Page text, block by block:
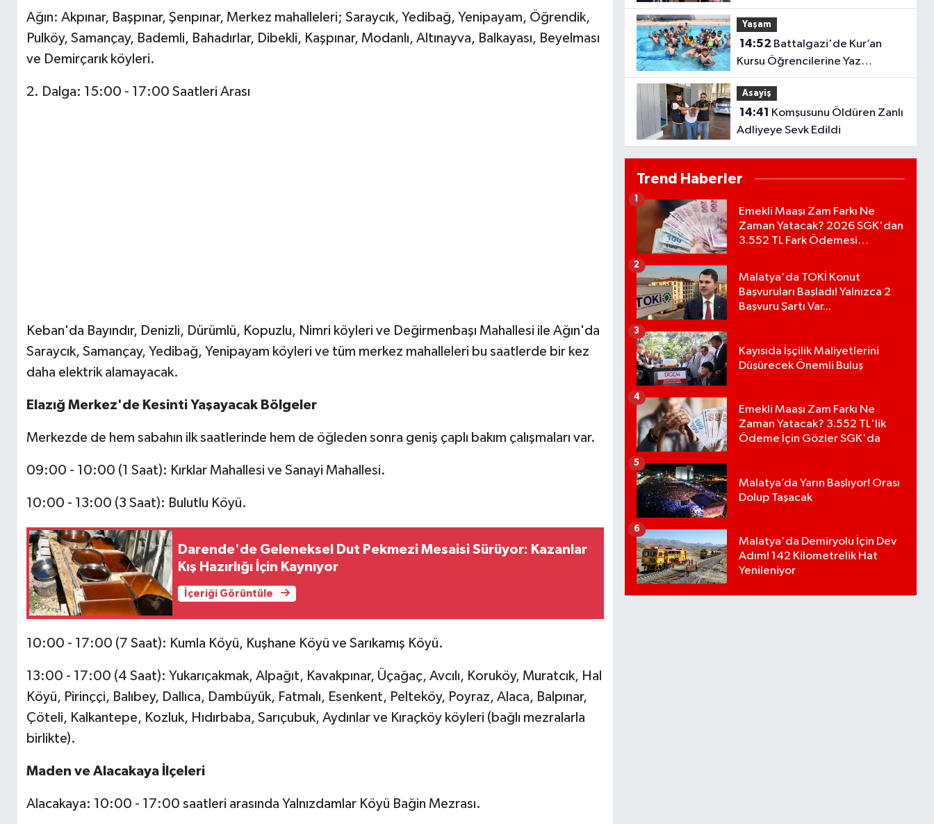
Ağın: Akpınar, Başpınar, Şenpınar, Merkez mahalleleri; Saraycık, Yedibağ, Yenipayam, Öğrendik,
Pulköy, Samançay, Bademli, Bahadırlar, Dibekli, Kaşpınar, Modanlı, Altınayva, Balkayası, Beyelması
ve Demirçarık köyleri.
2. Dalga: 15:00 - 17:00 Saatleri Arası
Keban'da Bayındır, Denizli, Dürümlü, Kopuzlu, Nimri köyleri ve Değirmenbaşı Mahallesi ile Ağın'da
Saraycık, Samançay, Yedibağ, Yenipayam köyleri ve tüm merkez mahalleleri bu saatlerde bir kez
daha elektrik alamayacak.
Elazığ Merkez'de Kesinti Yaşayacak Bölgeler
Merkezde de hem sabahın ilk saatlerinde hem de öğleden sonra geniş çaplı bakım çalışmaları var.
09:00 - 10:00 (1 Saat): Kırklar Mahallesi ve Sanayi Mahallesi.
10:00 - 13:00 (3 Saat): Bulutlu Köyü.
Darende'de Geleneksel Dut Pekmezi Mesaisi Sürüyor: Kazanlar
Kış Hazırlığı İçin Kaynıyor
İçeriği Görüntüle
10:00 - 17:00 (7 Saat): Kumla Köyü, Kuşhane Köyü ve Sarıkamış Köyü.
13:00 - 17:00 (4 Saat): Yukarıçakmak, Alpağıt, Kavakpınar, Üçağaç, Avcılı, Koruköy, Muratcık, Hal
Köyü, Pirinççi, Balıbey, Dallıca, Dambüyük, Fatmalı, Esenkent, Pelteköy, Poyraz, Alaca, Balpınar,
Çöteli, Kalkantepe, Kozluk, Hıdırbaba, Sarıçubuk, Aydınlar ve Kıraçköy köyleri (bağlı mezralarla
birlikte).
Maden ve Alacakaya İlçeleri
Alacakaya: 10:00 - 17:00 saatleri arasında Yalnızdamlar Köyü Bağin Mezrası.
Etti..
Yaşam
14:52
Kursu Öğrencilerine Yaz
Sürprizi! Havuzda Dolu Dolu Bir
Gün
Asayiş
14:41
Adliyeye Sevk Edildi
Trend Haberler
Emekli Maaşı Zam Farkı Ne
Zaman Yatacak? 2026 SGK'dan
3.552 TL Fark Ödemesi
1
Malatya'da TOKİ Konut
Başvuruları Başladı! Yalnızca 2
Başvuru Şartı Var...
2
Kayısıda İşçilik Maliyetlerini
Düşürecek Önemli Buluş
3
Emekli Maaşı Zam Farkı Ne
Zaman Yatacak? 3.552 TL'lik
Ödeme İçin Gözler SGK'da
4
Malatya’da Yarın Başlıyor! Orası
Dolup Taşacak
5
Malatya'da Demiryolu İçin Dev
Adım! 142 Kilometrelik Hat
Yenileniyor
6